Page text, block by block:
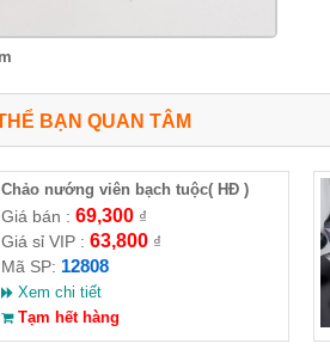
BẠN QUAN TÂM
Chảo nướng viên bạch tuộc( HĐ )
Giá bán : 69,300₫
Giá sỉ VIP : 63,800₫
Mã SP: 12808
Xem chi tiết
Tạm hết hàng